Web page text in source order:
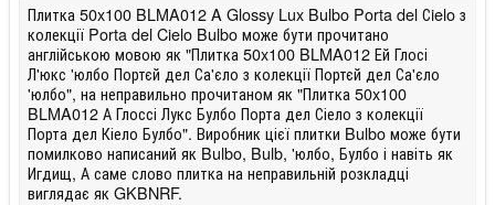
Плитка 50x100 BLMA012 A Glossy Lux Bulbo Porta del Сielo з
колекції Porta del Cielo Bulbo може бути прочитано
англійською мовою як "Плитка 50x100 BLMA012 Ей Глосі
Л'юкс 'юлбо Портєй дел Са'єло з колекції Портєй дел Са'єло
'юлбо", на неправильно прочитаном як "Плитка 50x100
BLMA012 А Глоссі Лукс Булбо Порта дел Сіело з колекції
Порта дел Кіело Булбо". Виробник цієї плитки Bulbo може бути
помилково написаний як Bulbo, Bulb, 'юлбо, Булбо і навіть як
Игдищ, А саме слово плитка на неправильній розкладці
виглядає як GKBNRF.